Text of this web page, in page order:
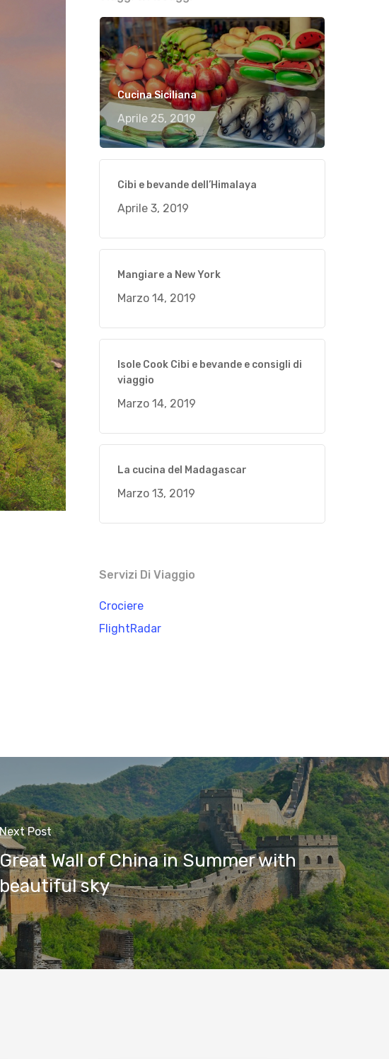
Cucina Siciliana
Aprile 25, 2019
Cibi e bevande dell’Himalaya
Aprile 3, 2019
Mangiare a New York
Marzo 14, 2019
Isole Cook Cibi e bevande e consigli di
viaggio
Marzo 14, 2019
La cucina del Madagascar
Marzo 13, 2019
Servizi Di Viaggio
Crociere
FlightRadar
Post
Wall of China in Summer with
sky